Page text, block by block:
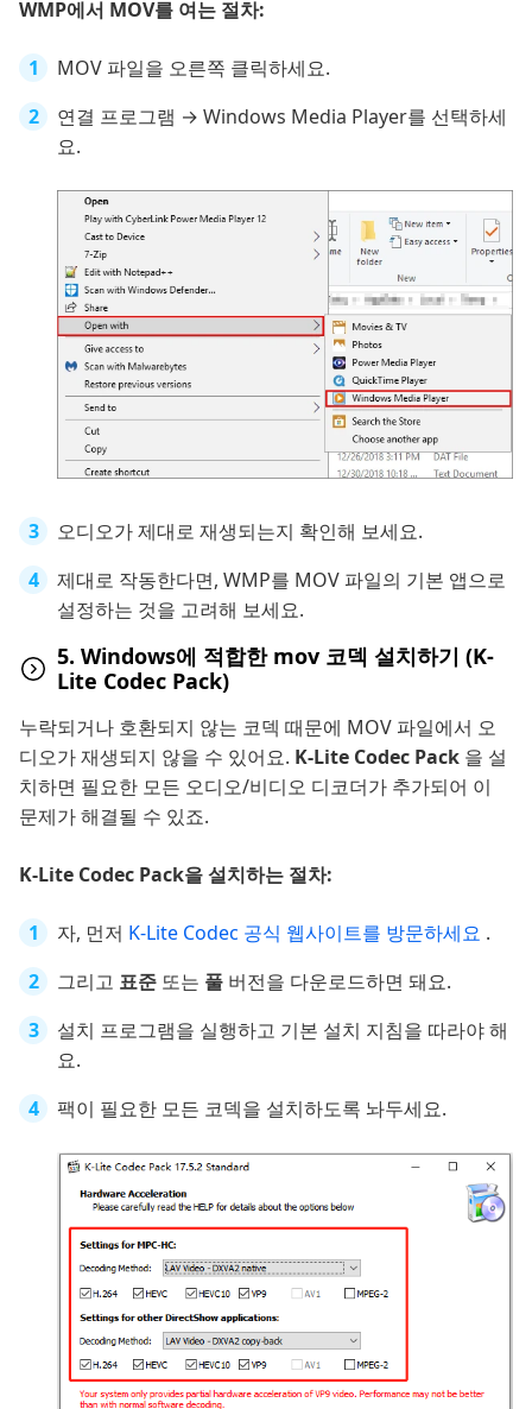
WMP에서 MOV를 여는 절차:
MOV 파일을 오른쪽 클릭하세요.
연결 프로그램 → Windows Media Player를 선택하세
요.
오디오가 제대로 재생되는지 확인해 보세요.
제대로 작동한다면, WMP를 MOV 파일의 기본 앱으로
설정하는 것을 고려해 보세요.
5. Windows에 적합한 mov 코덱 설치하기 (K-
Lite Codec Pack)
누락되거나 호환되지 않는 코덱 때문에 MOV 파일에서 오
디오가 재생되지 않을 수 있어요. K-Lite Codec Pack 을 설
치하면 필요한 모든 오디오/비디오 디코더가 추가되어 이
문제가 해결될 수 있죠.
K-Lite Codec Pack을 설치하는 절차:
자, 먼저 K-Lite Codec 공식 웹사이트를 방문하세요 .
그리고 표준 또는 풀 버전을 다운로드하면 돼요.
설치 프로그램을 실행하고 기본 설치 지침을 따라야 해
요.
팩이 필요한 모든 코덱을 설치하도록 놔두세요.